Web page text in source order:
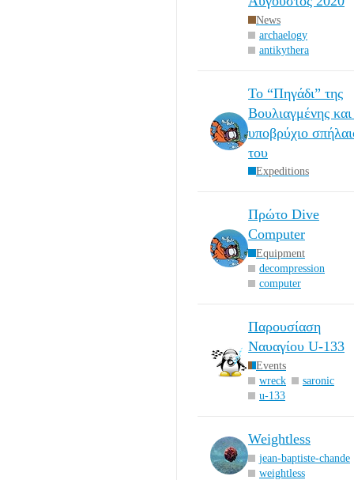
News
archaelogy
antikythera
Το “Πηγάδι” της
Βουλιαγμένης
υποβρύχιο
του
Expeditions
Πρώτο Dive
Computer
Equipment
decompression
computer
Παρουσίαση
Ναυαγίου U-133
Events
wreck
saronic
u-133
Weightless
jean-baptiste-chande
weightless